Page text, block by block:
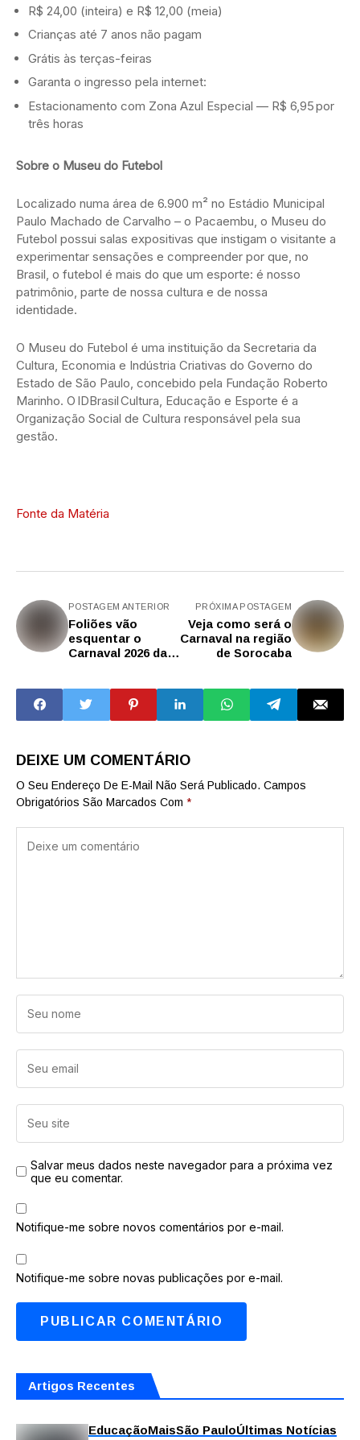
R$ 24,00 (inteira) e R$ 12,00 (meia)
Crianças até 7 anos não pagam
Grátis às terças-feiras
Garanta o ingresso pela internet:
Estacionamento com Zona Azul Especial — R$ 6,95 por
três horas
Sobre o Museu do Futebol
Localizado numa área de 6.900 m² no Estádio Municipal
Paulo Machado de Carvalho – o Pacaembu, o Museu do
Futebol possui salas expositivas que instigam o visitante a
experimentar sensações e compreender por que, no
Brasil, o futebol é mais do que um esporte: é nosso
patrimônio, parte de nossa cultura e de nossa
identidade.
O Museu do Futebol é uma instituição da Secretaria da
Cultura, Economia e Indústria Criativas do Governo do
Estado de São Paulo, concebido pela Fundação Roberto
Marinho. O IDBrasil Cultura, Educação e Esporte é a
Organização Social de Cultura responsável pela sua
gestão.
Fonte da Matéria
POSTAGEM ANTERIOR
Foliões vão
esquentar o
Carnaval 2026 das
Prudente
PRÓXIMA POSTAGEM
Veja como será o
Carnaval na região
de Sorocaba
DEIXE UM COMENTÁRIO
O Seu Endereço De E-Mail Não Será Publicado. Campos
Obrigatórios São Marcados Com *
Salvar meus dados neste navegador para a próxima vez
que eu comentar.
Notifique-me sobre novos comentários por e-mail.
Notifique-me sobre novas publicações por e-mail.
Artigos Recentes
EducaçãoMaisSão PauloÚltimas Notícias